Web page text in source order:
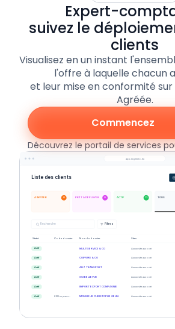
Expert-
suivez le
clients
Visualisez en un instant
l'offre à laquelle chacun
et leur mise en conformité
Agréée.
Commencez
Découvrez le portail de services
app.ingeneo.eu
Liste des clients
À INVITER 0 PRÊT À DÉPLOYER 0 ACTIF 13 TOUS
Recherche Filtres
Statut Code dossier Nom du dossier Sites
Actif MULTISERVICE & CO Aucun site associé
Actif COIFFURE & CO Aucun site associé
Actif ALIZ TRANSPORT Aucun site associé
Actif SCI BELLEVUE Aucun site associé
Actif IMPORT EXPORT COMPAGNIE Aucun site associé
Actif KRIS ne pas u... MONSIEUR CHRISTOPHE GELIN Aucun site associé